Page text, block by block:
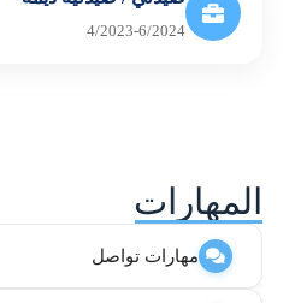
4/2023-6/2024
المهارات
مهارات تواصل